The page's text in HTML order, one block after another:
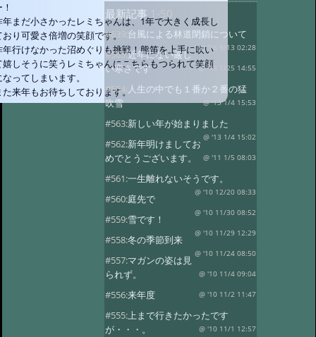
年まだ小さかったレミちゃんは、1年で大きく成長し
おり可愛さ倍増の笑顔です。
年行けなかった沼めぐりも挑戦！熊笛を上手に吹い
嬉しそうに笑うレミちゃんにこちらもつられて笑顔
なってしまいます。
た来年もお待ちしております。
最新記事1-50
#639:台風による林道閉鎖について
@ '16 9/13 02:28
#565:近年にない厳し
い寒さです
@ '13 1/25 14:55
#564:人生の中でも１番か２番の猛
吹雪
@ '13 1/4 15:53
#563:新しい年が始まりました
@ '13 1/4 15:02
#562:新年明けましてお
めでとうございます。
@ '11 1/5 08:03
#561:一生離れないそうです。
@ '10 12/20 08:33
#560:庭先で
@ '10 11/30 08:52
#559:雪です！
@ '10 11/29 12:29
#558:冬の季節到来
@ '10 11/24 08:50
#557:マガンの姿は見
られず。
@ '10 11/4 09:04
#556:来年度 @ '10 11/2 11:47
#555:上まで行きたかったです
が・・・。
@ '10 11/1 12:57